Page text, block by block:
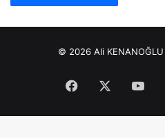
© 2026 Ali KENANOĞLU
Facebook